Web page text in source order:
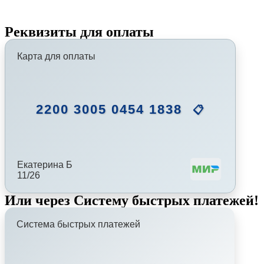
Реквизиты для оплаты
Карта для оплаты
2200 3005 0454 1838 📋
Екатерина Б
11/26
Или через Систему быстрых платежей!
Система быстрых платежей